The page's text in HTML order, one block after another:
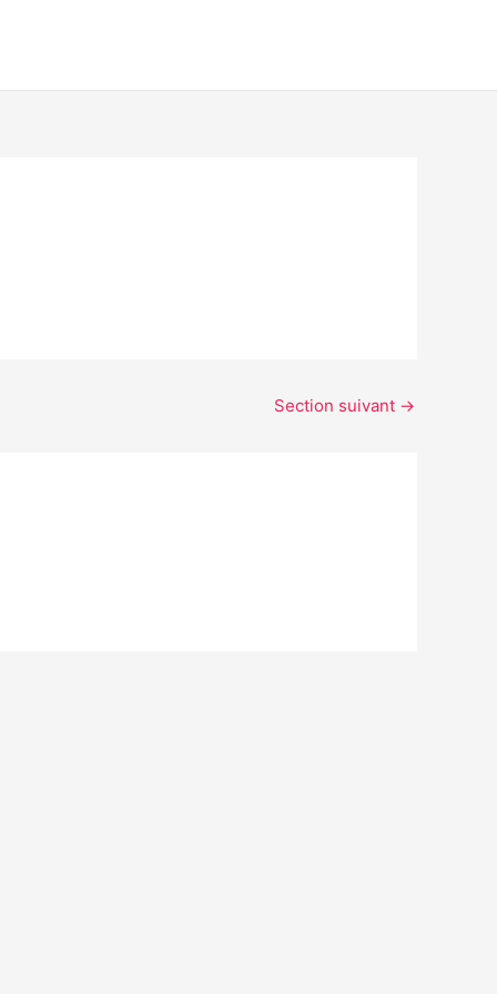
Section suivant →